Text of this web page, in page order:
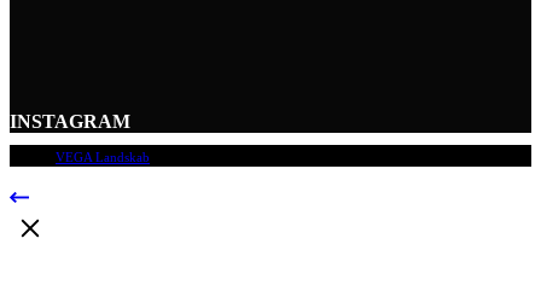
INSTAGRAM
VEGA Landskab